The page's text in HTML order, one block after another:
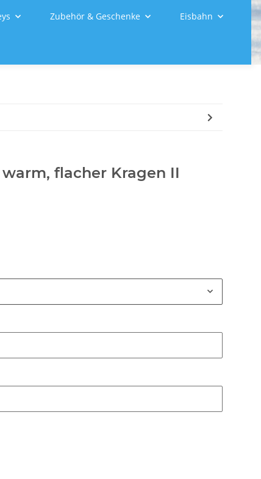
Zubehör & Geschenke Eisbahn
warm, flacher Kragen II